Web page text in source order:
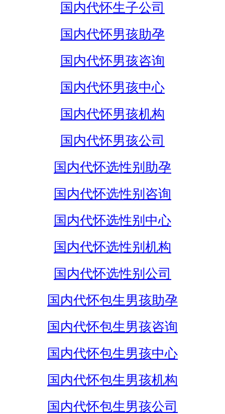
国内代怀生子公司
国内代怀男孩助孕
国内代怀男孩咨询
国内代怀男孩中心
国内代怀男孩机构
国内代怀男孩公司
国内代怀选性别助孕
国内代怀选性别咨询
国内代怀选性别中心
国内代怀选性别机构
国内代怀选性别公司
国内代怀包生男孩助孕
国内代怀包生男孩咨询
国内代怀包生男孩中心
国内代怀包生男孩机构
国内代怀包生男孩公司